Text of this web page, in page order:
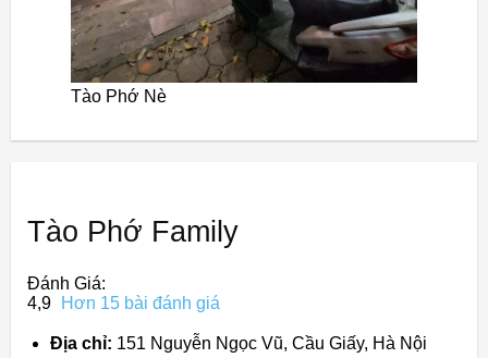
Tào Phớ Nè
Tào Phớ Family
Đánh Giá:
4,9
Hơn 15 bài đánh giá
Địa chỉ: 151 Nguyễn Ngọc Vũ, Cầu Giấy, Hà Nội